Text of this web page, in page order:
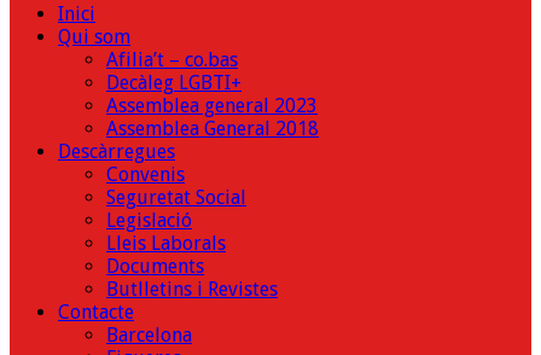
Inici
Qui som
Afilia’t – co.bas
Decàleg LGBTI+
Assemblea general 2023
Assemblea General 2018
Descàrregues
Convenis
Seguretat Social
Legislació
Lleis Laborals
Documents
Butlletins i Revistes
Contacte
Barcelona